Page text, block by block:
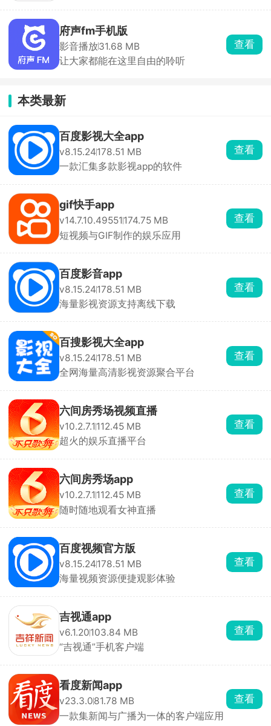
府声fm手机版
影音播放31.68 MB
让大家都能在这里自由的聆听
查看
本类最新
百度影视大全app
v8.15.24178.51 MB
一款汇集多款影视app的软件
查看
gif快手app
v14.7.10.49551 174.75 MB
短视频与GIF制作的娱乐应用
查看
百度影音app
v8.15.24178.51 MB
海量影视资源支持离线下载
查看
百搜影视大全app
v8.15.24178.51 MB
全网海量高清影视资源聚合平台
查看
六间房秀场视频直播
v10.2.7.1 112.45 MB
超火的娱乐直播平台
查看
六间房秀场app
v10.2.7.1 112.45 MB
随时随地观看女神直播
查看
百度视频官方版
v8.15.24178.51 MB
海量视频资源便捷观影体验
查看
吉视通app
v6.1.20103.84 MB
“吉视通”手机客户端
查看
看度新闻app
v23.3.081.78 MB
一款集新闻与广播为一体的客户端应用
查看